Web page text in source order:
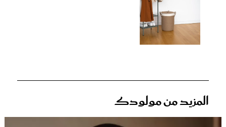
المزيد من مولودك